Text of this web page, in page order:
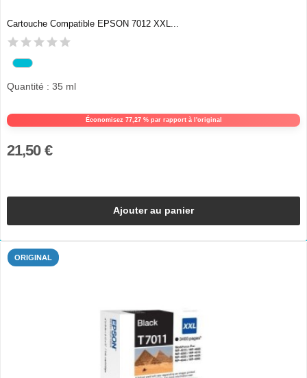
Cartouche Compatible EPSON 7012 XXL...
Économisez 77,27 % par rapport à l'original
Quantité : 35 ml
21,50 €
Ajouter au panier
ORIGINAL